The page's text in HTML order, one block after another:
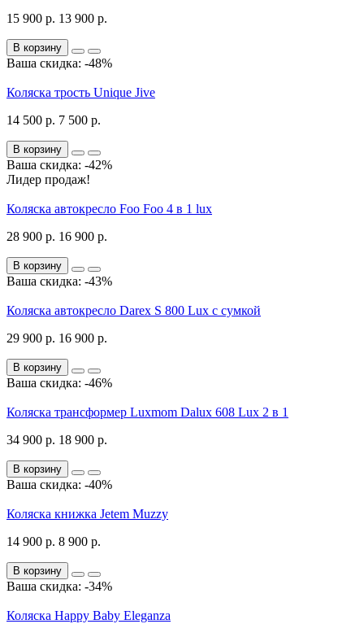
15 900 р. 13 900 р.
В корзину
Ваша скидка: -48%
Коляска трость Unique Jive
14 500 р. 7 500 р.
В корзину
Ваша скидка: -42%
Лидер продаж!
Коляска автокресло Foo Foo 4 в 1 lux
28 900 р. 16 900 р.
В корзину
Ваша скидка: -43%
Коляска автокресло Darex S 800 Lux с сумкой
29 900 р. 16 900 р.
В корзину
Ваша скидка: -46%
Коляска трансформер Luxmom Dalux 608 Lux 2 в 1
34 900 р. 18 900 р.
В корзину
Ваша скидка: -40%
Коляска книжка Jetem Muzzy
14 900 р. 8 900 р.
В корзину
Ваша скидка: -34%
Коляска Happy Baby Eleganza